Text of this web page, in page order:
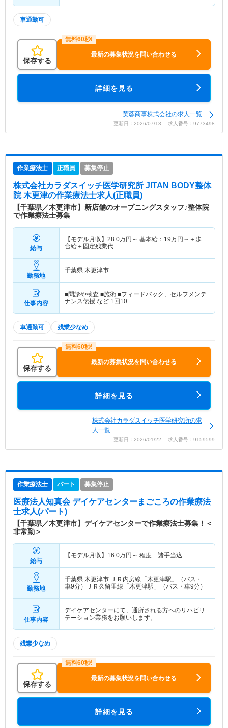
車通勤可
保存する
最新の募集状況を問い合わせる
詳細を見る
芙蓉商事株式会社の求人一覧
更新日：2026/07/13 求人番号：9773498
作業療法士 正職員 募集停止
株式会社カラダスイッチ医学研究所 JITAN BODY整体
院 木更津の作業療法士求人(正職員)
【千葉県／木更津市】新店舗のオープニングスタッフ♪整体院
で作業療法士募集
給与
【モデル月収】 28.0万円～ 基本給： 19万円～ ＋歩
合給＋固定残業代
勤務地
千葉県 木更津市
仕事内容
■問診や検査 ■施術 ■フィードバック、セルフメンテ
ナンス伝授 など 1回10…
車通勤可 残業少なめ
保存する
最新の募集状況を問い合わせる
詳細を見る
株式会社カラダスイッチ医学研究所の求
人一覧
更新日：2026/01/22 求人番号：9159599
作業療法士 パート 募集停止
医療法人知真会 デイケアセンターまごころの作業療法
士求人(パート)
【千葉県／木更津市】デイケアセンターで作業療法士募集！＜
非常勤＞
給与
【モデル月収】 16.0万円～ 程度 諸手当込
勤務地
千葉県 木更津市 ＪＲ内房線「木更津駅」（バス・
車9分）ＪＲ久留里線「木更津駅」（バス・車9分）
仕事内容
デイケアセンターにて、通所される方へのリハビリ
テーション業務をお願いします。
残業少なめ
保存する
最新の募集状況を問い合わせる
詳細を見る